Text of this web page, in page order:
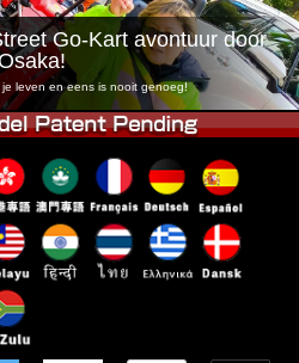
Tokyo Bay
Osaka
Go-Kart avontuur door
leven en eens is nooit genoeg!